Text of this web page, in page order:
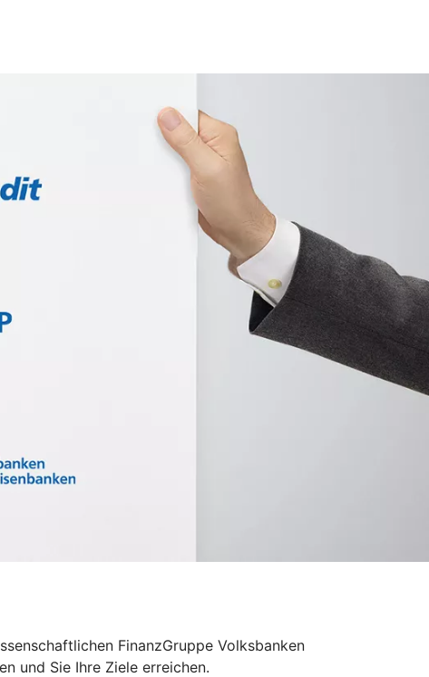
FinanzGruppe Volksbanken
und Sie Ihre Ziele erreichen.